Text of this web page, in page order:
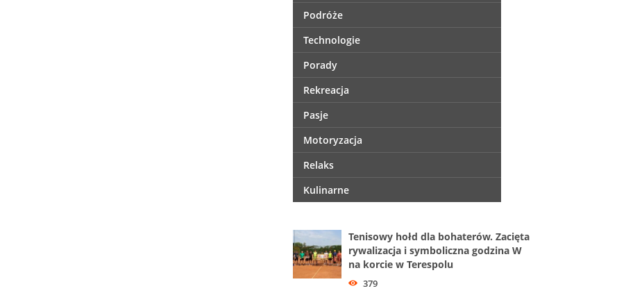
Podróże
Technologie
Porady
Rekreacja
Pasje
Motoryzacja
Relaks
Kulinarne
Tenisowy hołd dla bohaterów. Zacięta
rywalizacja i symboliczna godzina W
na korcie w Terespolu
379